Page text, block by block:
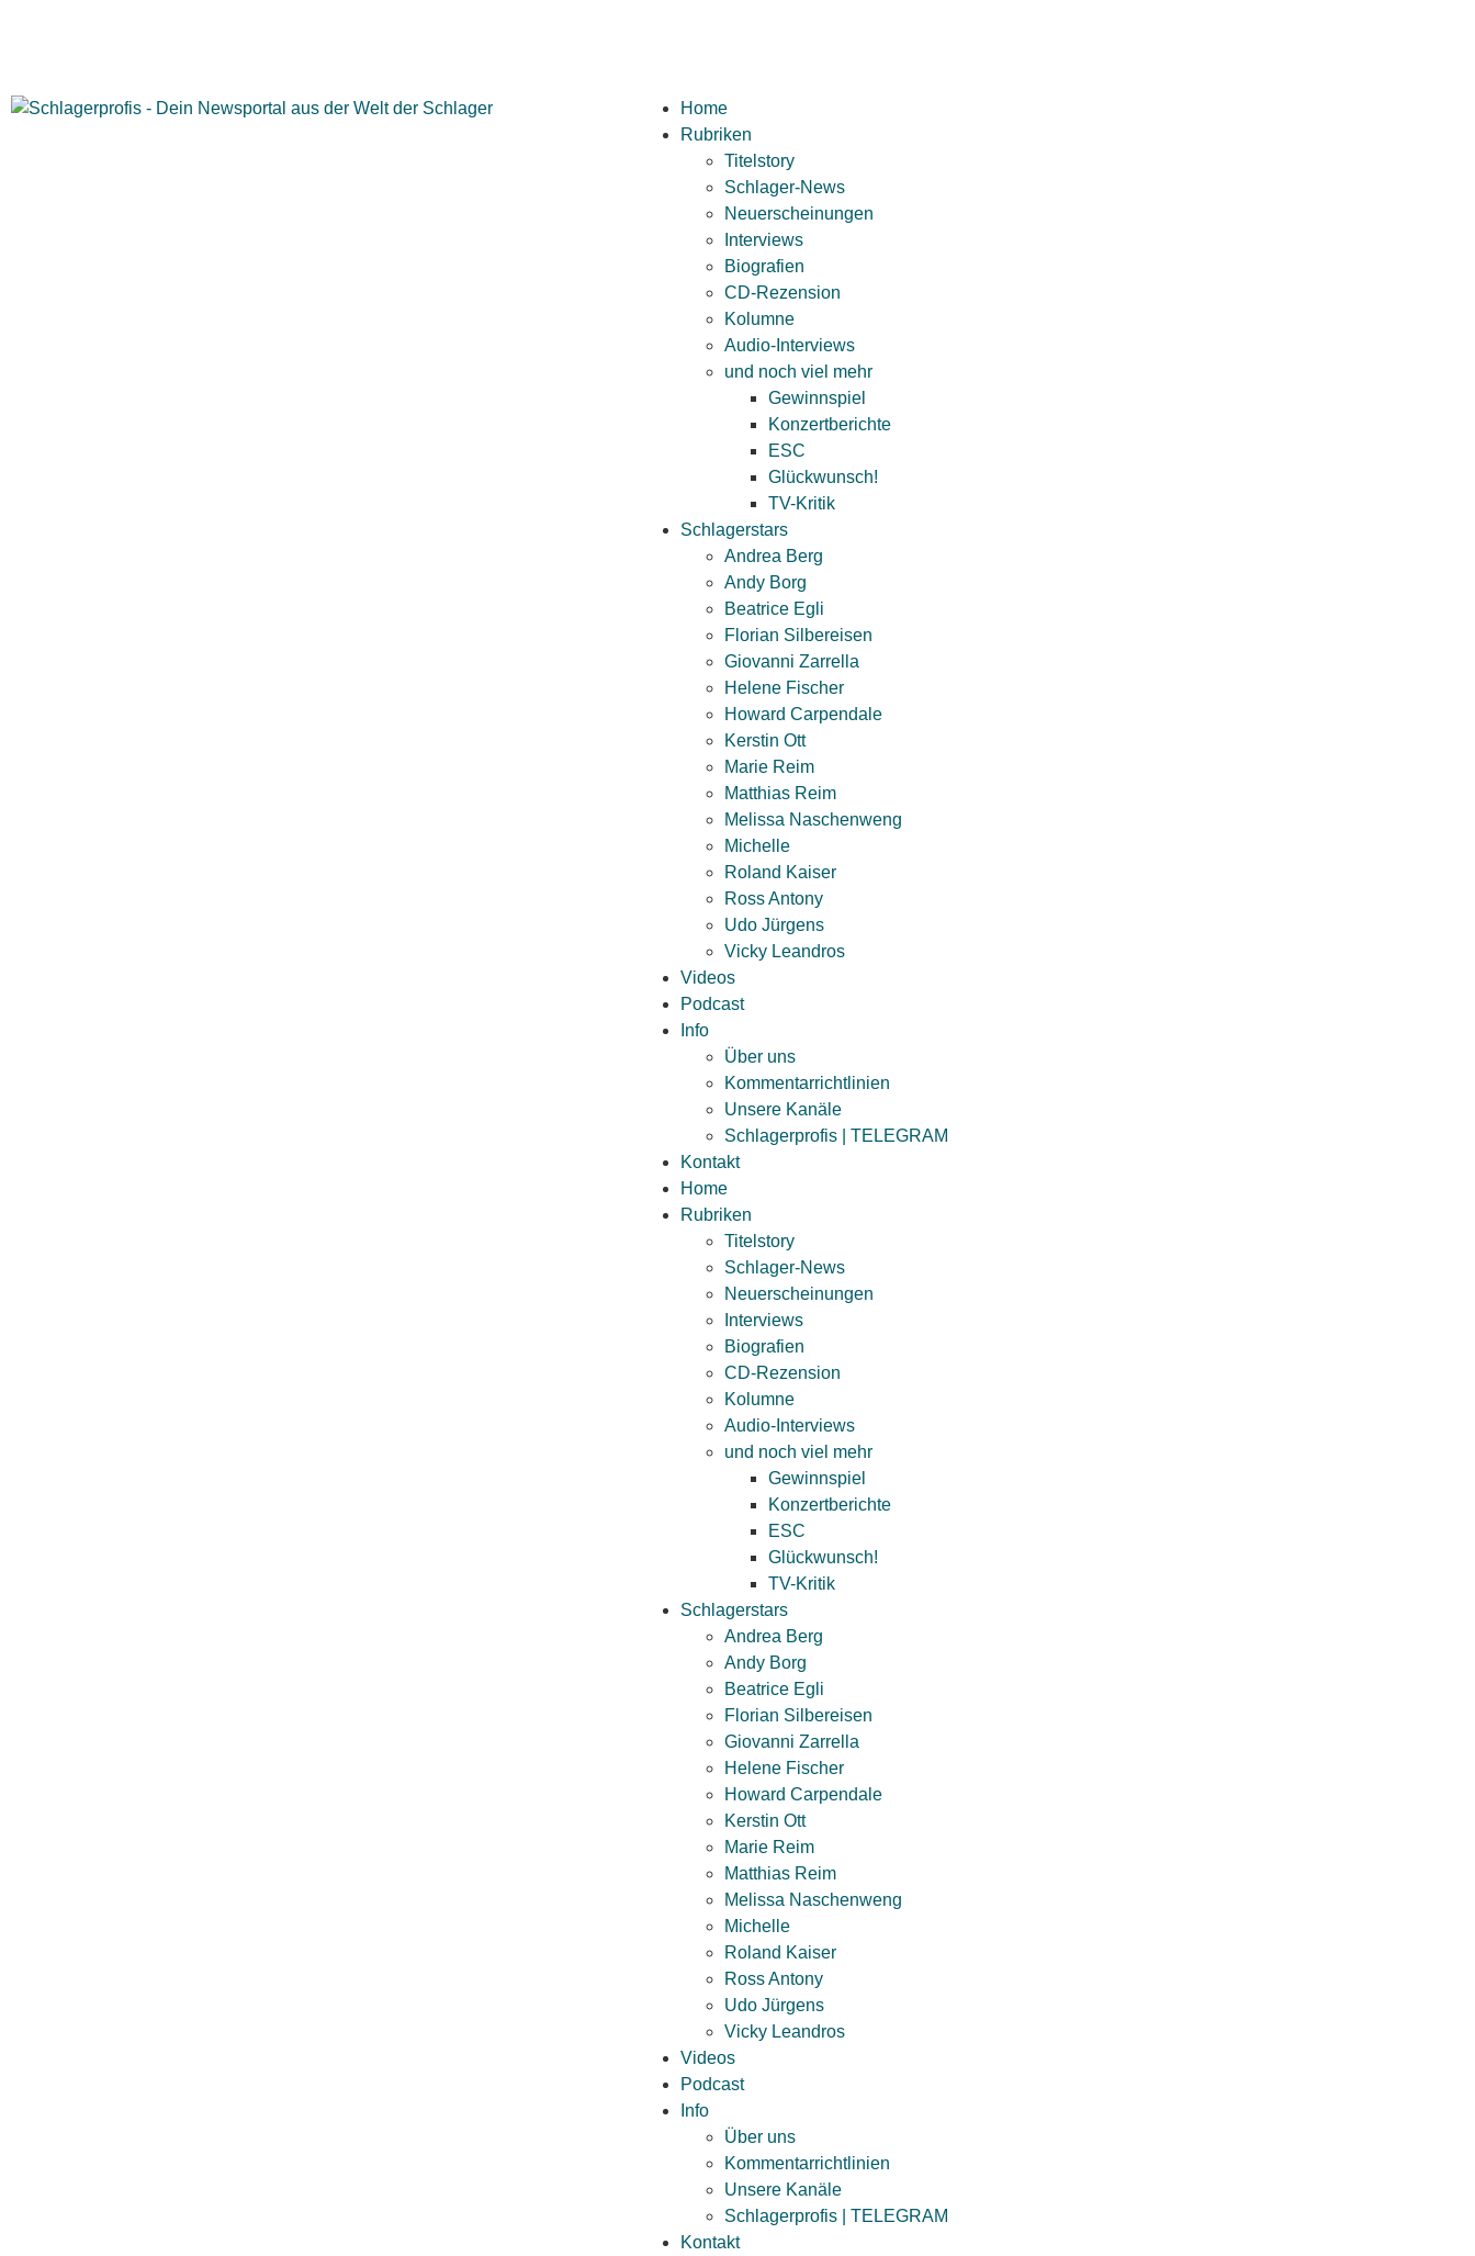
Home
Rubriken
Titelstory
Schlager-News
Neuerscheinungen
Interviews
Biografien
CD-Rezension
Kolumne
Audio-Interviews
und noch viel mehr
Gewinnspiel
Konzertberichte
ESC
Glückwunsch!
TV-Kritik
Schlagerstars
Andrea Berg
Andy Borg
Beatrice Egli
Florian Silbereisen
Giovanni Zarrella
Helene Fischer
Howard Carpendale
Kerstin Ott
Marie Reim
Matthias Reim
Melissa Naschenweng
Michelle
Roland Kaiser
Ross Antony
Udo Jürgens
Vicky Leandros
Videos
Podcast
Info
Über uns
Kommentarrichtlinien
Unsere Kanäle
Schlagerprofis | TELEGRAM
Kontakt
Home
Rubriken
Titelstory
Schlager-News
Neuerscheinungen
Interviews
Biografien
CD-Rezension
Kolumne
Audio-Interviews
und noch viel mehr
Gewinnspiel
Konzertberichte
ESC
Glückwunsch!
TV-Kritik
Schlagerstars
Andrea Berg
Andy Borg
Beatrice Egli
Florian Silbereisen
Giovanni Zarrella
Helene Fischer
Howard Carpendale
Kerstin Ott
Marie Reim
Matthias Reim
Melissa Naschenweng
Michelle
Roland Kaiser
Ross Antony
Udo Jürgens
Vicky Leandros
Videos
Podcast
Info
Über uns
Kommentarrichtlinien
Unsere Kanäle
Schlagerprofis | TELEGRAM
Kontakt